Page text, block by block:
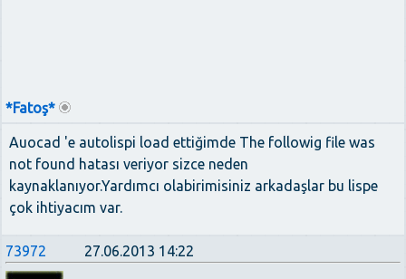
*Fatoş*
Auocad 'e autolispi load ettiğimde The followig file was
not found hatası veriyor sizce neden
kaynaklanıyor.Yardımcı olabirimisiniz arkadaşlar bu lispe
çok ihtiyacım var.
73972 27.06.2013 14:22